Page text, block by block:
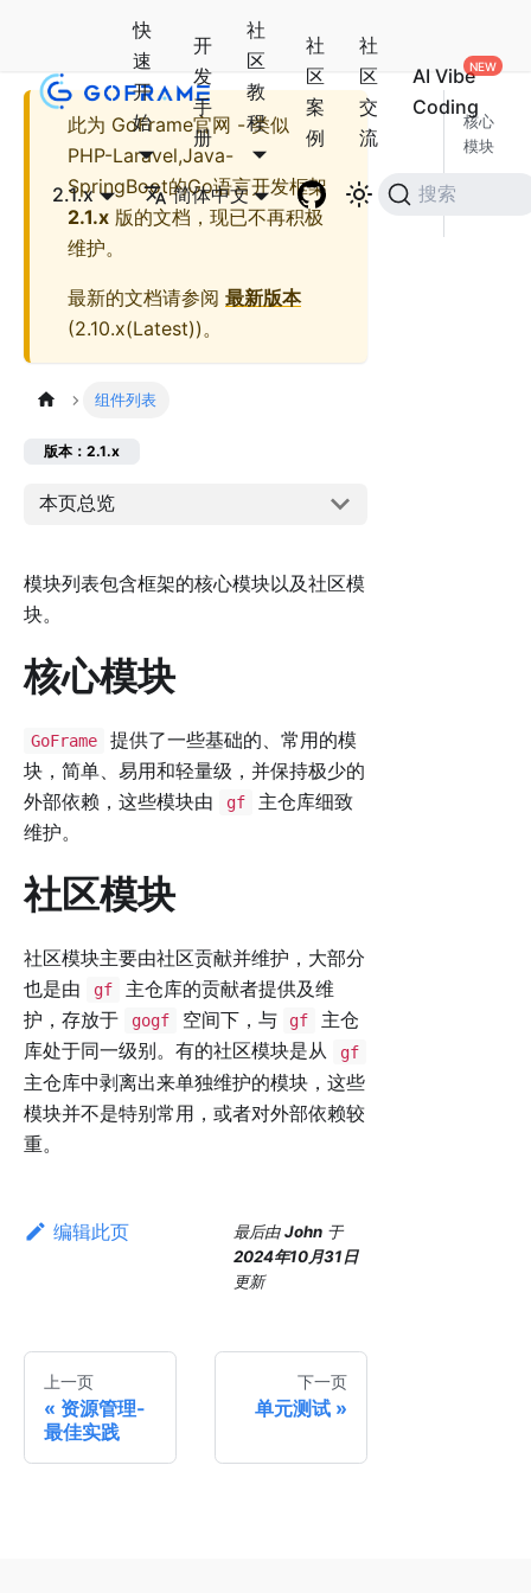
快
速
开
始
开
发
手
册
社
区
教
程
社
区
案
例
社
区
交
流
AI Vibe
Coding
2.1.x 简体中文 搜索
此为 GoFrame官网 - 类似
PHP-Laravel,Java-
SpringBoot的Go语言开发框架
2.1.x 版的文档，现已不再积极
维护。
最新的文档请参阅 最新版本
(2.10.x(Latest))。
组件列表
版本：2.1.x
本页总览
模块列表包含框架的核心模块以及社区模
块。
核心模块
GoFrame
提供了一些基础的、常用的模
块，简单、易用和轻量级，并保持极少的
外部依赖，这些模块由
gf
主仓库细致
维护。
社区模块
社区模块主要由社区贡献并维护，大部分
也是由
gf
主仓库的贡献者提供及维
护，存放于
gogf 空间下，与 gf
主仓
库处于同一级别。有的社区模块是从
gf
主仓库中剥离出来单独维护的模块，这些
模块并不是特别常用，或者对外部依赖较
重。
编辑此页 最后由John 于
2024年10月31日
更新
上一页
资源管理-
最佳实践
下一页
单元测试
核心
模块